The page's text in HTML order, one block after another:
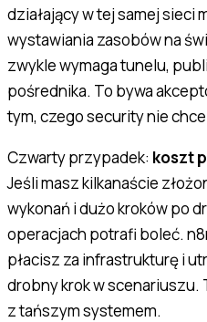
działający w tej samej sieci
wystawiania zasobów na
zwykle wymaga tunelu,
pośrednika. To bywa
tym, czego security nie
Czwarty przypadek: koszt
Jeśli masz kilkanaście
wykonań i dużo kroków po
operacjach potrafi boleć.
płacisz za infrastrukturę i
drobny krok w scenariuszu.
z tańszym systemem.